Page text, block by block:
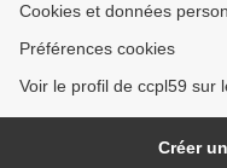
Cookies et données
Préférences cookies
Voir le profil de ccpl59 sur
Créer